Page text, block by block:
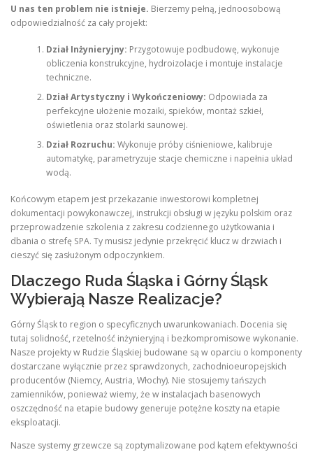
U nas ten problem nie istnieje. Bierzemy pełną, jednoosobową
odpowiedzialność za cały projekt:
Dział Inżynieryjny: Przygotowuje podbudowę, wykonuje
obliczenia konstrukcyjne, hydroizolacje i montuje instalacje
techniczne.
Dział Artystyczny i Wykończeniowy: Odpowiada za
perfekcyjne ułożenie mozaiki, spieków, montaż szkieł,
oświetlenia oraz stolarki saunowej.
Dział Rozruchu: Wykonuje próby ciśnieniowe, kalibruje
automatykę, parametryzuje stacje chemiczne i napełnia układ
wodą.
Końcowym etapem jest przekazanie inwestorowi kompletnej
dokumentacji powykonawczej, instrukcji obsługi w języku polskim oraz
przeprowadzenie szkolenia z zakresu codziennego użytkowania i
dbania o strefę SPA. Ty musisz jedynie przekręcić klucz w drzwiach i
cieszyć się zasłużonym odpoczynkiem.
Dlaczego Ruda Śląska i Górny Śląsk
Wybierają Nasze Realizacje?
Górny Śląsk to region o specyficznych uwarunkowaniach. Docenia się
tutaj solidność, rzetelność inżynieryjną i bezkompromisowe wykonanie.
Nasze projekty w Rudzie Śląskiej budowane są w oparciu o komponenty
dostarczane wyłącznie przez sprawdzonych, zachodnioeuropejskich
producentów (Niemcy, Austria, Włochy). Nie stosujemy tańszych
zamienników, ponieważ wiemy, że w instalacjach basenowych
oszczędność na etapie budowy generuje potężne koszty na etapie
eksploatacji.
Nasze systemy grzewcze są zoptymalizowane pod kątem efektywności